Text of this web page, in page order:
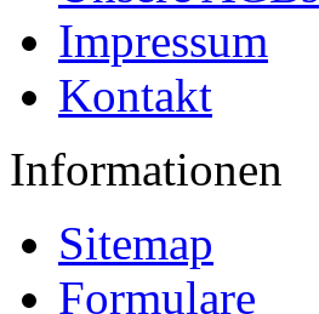
Impressum
Kontakt
Informationen
Sitemap
Formulare